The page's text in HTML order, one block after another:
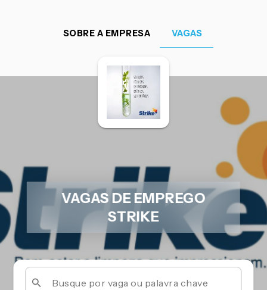
SOBRE A EMPRESA VAGAS
VAGAS DE EMPREGO
STRIKE